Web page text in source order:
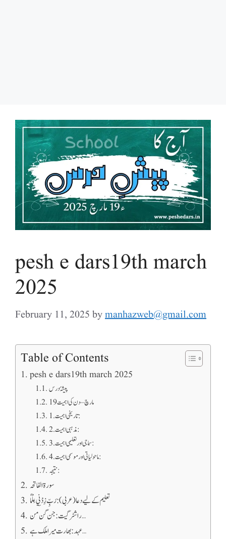
pesh e dars19th march
2025
February 11, 2025 bymanhazweb@gmail.com
Table of Contents
pesh e dars19th march 2025
پیشۂ درس
19 مارچ – دن کی اہمیت
1. تاریخی اہمیت:
2. مذہبی اہمیت:
3. سماجی اور تعلیمی اہمیت:
4. ماحولیاتی اور موسمی اہمیت:
نتیجہ:
سورۃ الفاتحہ
تعلیم کے لیے دعا (عربی): رَبِّ زِدْنِي عِلْمًا
راشٹر گیت: جن گن من…
عہد: بھارت میرا ملک ہے…